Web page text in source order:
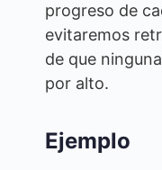
progreso de
evitaremos
de que
por alto.
Ejemplo